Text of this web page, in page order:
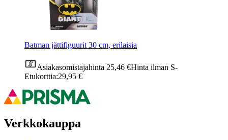
Batman jättifiguurit 30 cm, erilaisia
Asiakasomistajahinta 25,46 €Hinta ilman S-
Etukorttia:29,95 €
Verkkokauppa